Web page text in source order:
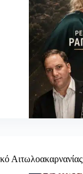
Αιτωλοακαρνανίας